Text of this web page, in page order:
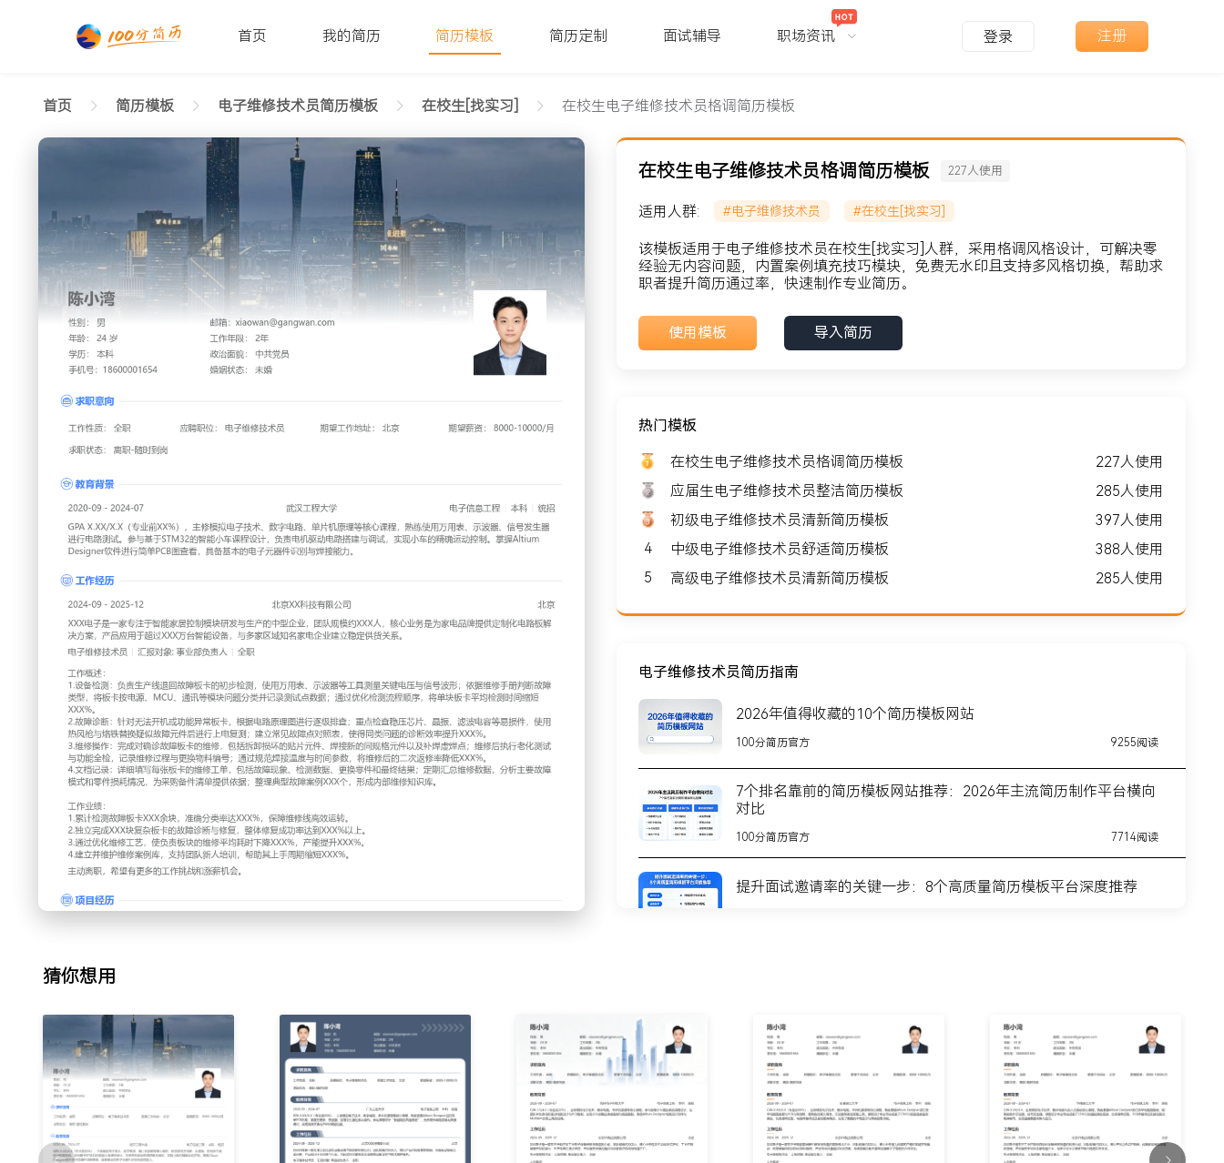
首页 我的简历 简历模板 简历定制 面试辅导 职场资讯 登录 注册
首页 简历模板 电子维修技术员简历模板 在校生[找实习] 在校生电子维修技术员格调简历模板
正在查看在校生电子维修技术员格调简历模板文字版
陈小湾
性别: 男年龄: 26 婚姻状态: 未婚工作年限: 4年
邮箱: xiaowan@gangwan.com电话号码: 18600001654
求职意向
工作经历
2024-09 -2025-12 北京XX科技有限公司
XXX电子是一家专注于智能家居控制模块研发与生产的中型企业，团队规模约XXX人，核
心业务是为家电品牌提供定制化电路板解决方案，产品应用于超过XXX万台智能设备，与
多家区域知名家电企业建立稳定供货关系。
电子维修技术员
工作概述：
1.设备检测：负责生产线退回故障板卡的初步检测，使用万用表、示波器等工具测量关键
电压与信号波形；依据维修手册判断故障类型，将板卡按电源、MCU、通讯等模块问题分
类并记录测试点数据；通过优化检测流程顺序，将单块板卡平均检测时间缩短XXX%。
压芯片、晶振、滤波电容等易损件，使用热风枪与烙铁替换疑似故障元件后进行上电复
测；建立常见故障点对照表，使得同类问题的诊断效率提升XXX%。
3.维修操作：完成对确诊故障板卡的维修，包括拆卸损坏的贴片元件、焊接新的同规格元
过规范焊接温度与时间参数，将维修后的二次返修率降低XXX%。
据；整理典型故障案例XXX个，形成内部维修知识库。
1.累计检测故障板卡XXX余块，准确分类率达XXX%，保障维修线高效运转。
2.独立完成XXX块复杂板卡的故障诊断与修复，整体修复成功率达到XXX%以上。
3.通过优化维修工艺，使负责板块的维修平均耗时下降XXX%，产能提升XXX%。
4.建立并维护维修案例库，支持团队新人培训，帮助其上手周期缩短XXX%。
主动离职，希望有更多的工作挑战和涨薪机会。
在校生电子维修技术员格调简历模板 227人使用
适用人群: #电子维修技术员 #在校生[找实习]
该模板适用于电子维修技术员在校生[找实习]人群，采用格调风格设计，可解决零
经验无内容问题，内置案例填充技巧模块，免费无水印且支持多风格切换，帮助求
职者提升简历通过率，快速制作专业简历。
使用模板 导入简历
热门模板
在校生电子维修技术员格调简历模板
227人使用
应届生电子维修技术员整洁简历模板
285人使用
初级电子维修技术员清新简历模板
397人使用
4
中级电子维修技术员舒适简历模板
388人使用
5
高级电子维修技术员清新简历模板 285人使用
电子维修技术员简历指南
2026年值得收藏的10个简历模板网站
100分简历官方 9255阅读
7个排名靠前的简历模板网站推荐：2026年主流简历制作平台横向
对比
100分简历官方 7714阅读
提升面试邀请率的关键一步：8个高质量简历模板平台深度推荐
不会写简历？这8个高质量简历模板网站，帮你轻松迈出求职第一
100分简历官方 9915阅读
你的简历为什么总是被筛掉？试试这6个在线简历制作网站
猜你想用